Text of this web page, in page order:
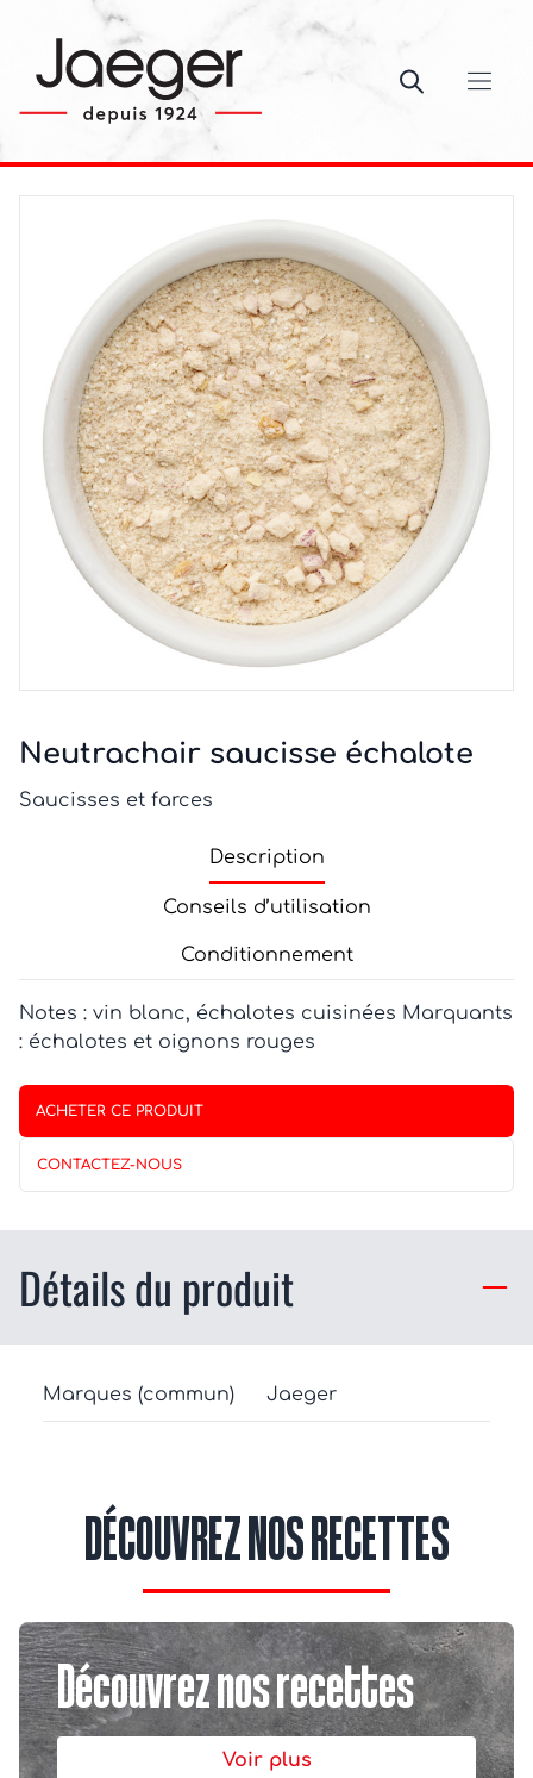
Ouvrir le
Neutrachair saucisse échalote
Saucisses et farces
Description
Conseils d’utilisation
Conditionnement
Notes : vin blanc, échalotes cuisinées Marquants
: échalotes et oignons rouges
ACHETER CE PRODUIT
CONTACTEZ-NOUS
Détails du produit
Marques (commun) Jaeger
DÉCOUVREZ NOS RECETTES
Découvrez nos recettes
Voir plus